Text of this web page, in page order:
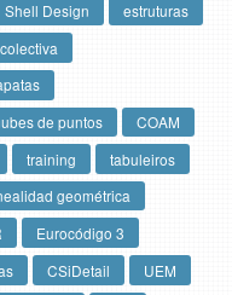
Shell Design
estruturas
de puntos
COAM
training
tabuleiros
geométrica
Eurocódigo 3
CSiDetail
UEM